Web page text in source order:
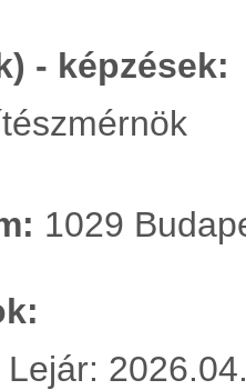
- képzések:
1029
Lejár: